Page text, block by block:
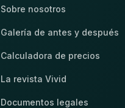
Sobre nosotros
Galería de antes y después
Calculadora de precios
La revista Vivid
Documentos legales